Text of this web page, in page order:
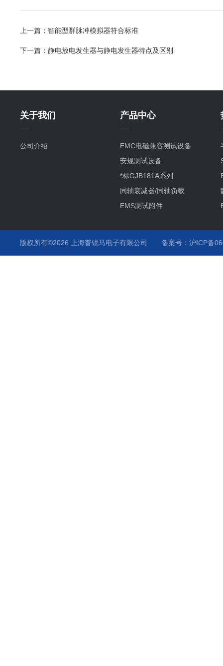
上一篇： 智能型群脉冲模拟器符合标准
下一篇： 静电放电发生器与静电发生器特点及区别
关于我们
公司介绍
产品中心
EMC电磁兼容测试设备
安规测试设备
*标GJB181A系列
同轴衰减器/同轴负载
EMS测试附件
版权所有©2026 上海普锐马电子有限公司 备案号：沪ICP备